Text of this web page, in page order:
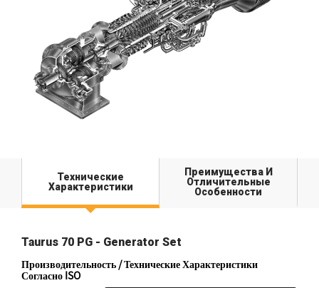
Технические
Характеристики
Преимущества И
Отличительные
Особенности
Taurus 70 PG - Generator Set
Производительность / Технические Характеристики
Согласно ISO